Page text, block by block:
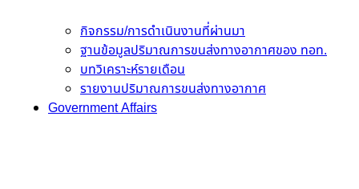
กิจกรรม/การดำเนินงานที่ผ่านมา
ฐานข้อมูลปริมาณการขนส่งทางอากาศของ ทอท.
บทวิเคราะห์รายเดือน
รายงานปริมาณการขนส่งทางอากาศ
Government Affairs